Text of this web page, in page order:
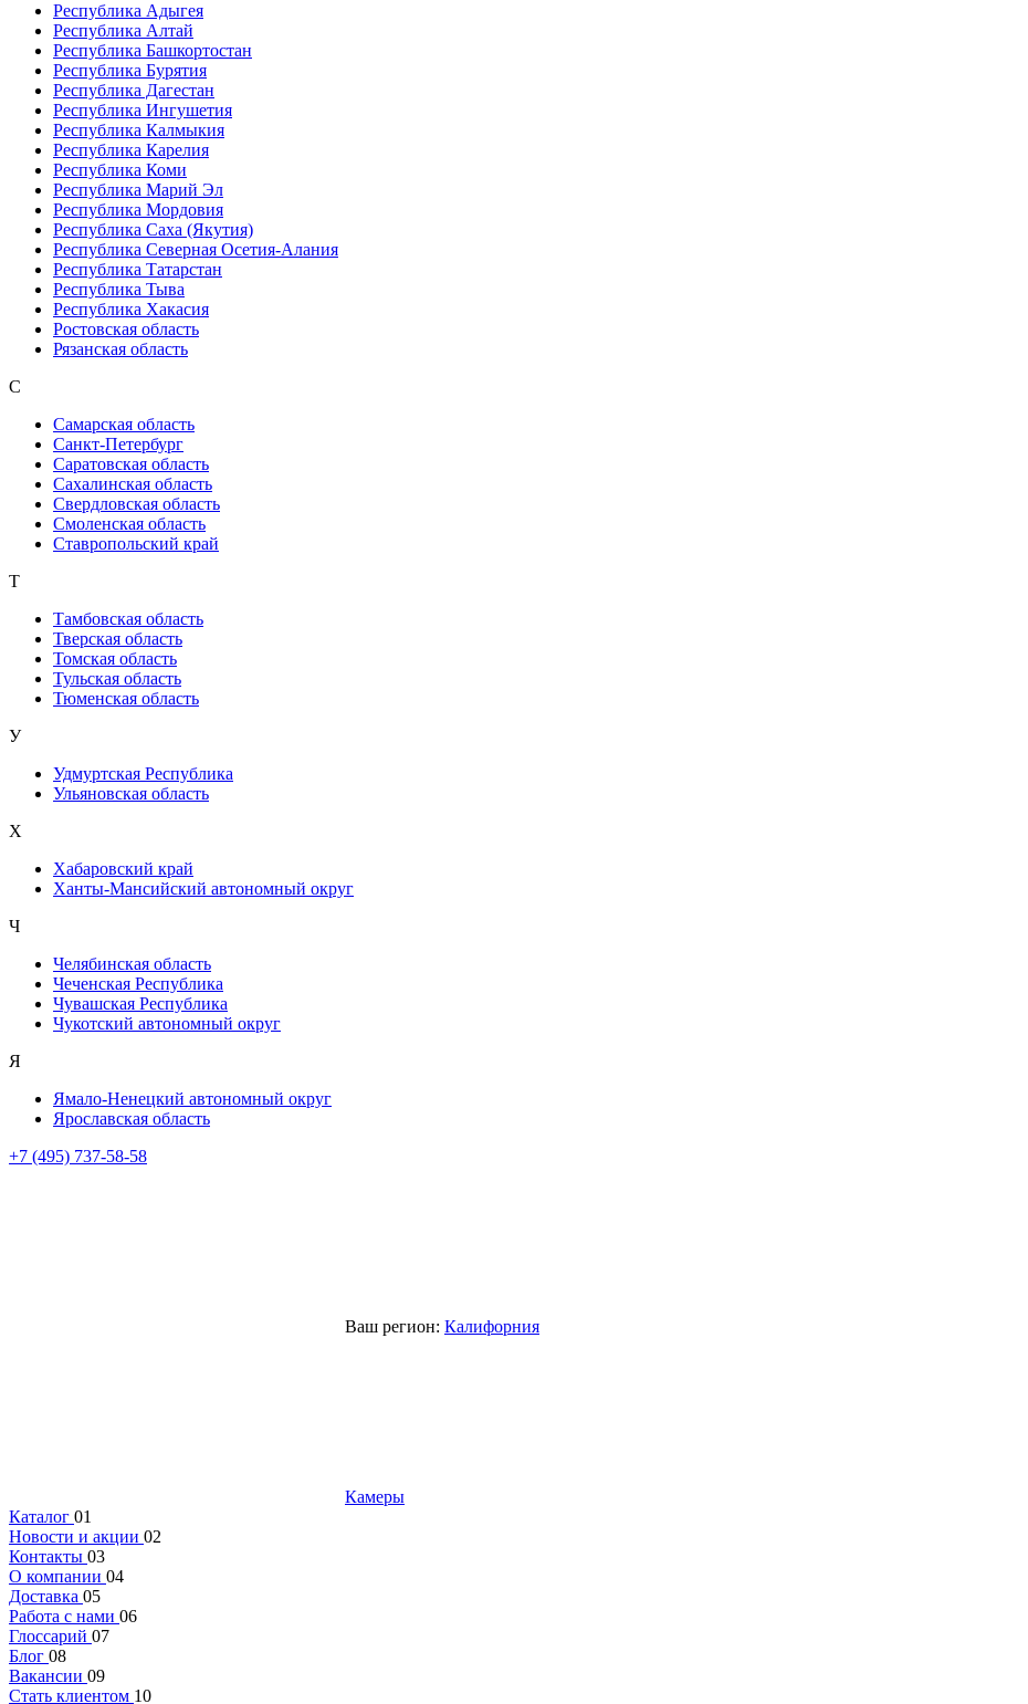
Республика Адыгея
Республика Алтай
Республика Башкортостан
Республика Бурятия
Республика Дагестан
Республика Ингушетия
Республика Калмыкия
Республика Карелия
Республика Коми
Республика Марий Эл
Республика Мордовия
Республика Саха (Якутия)
Республика Северная Осетия-Алания
Республика Татарстан
Республика Тыва
Республика Хакасия
Ростовская область
Рязанская область
С
Самарская область
Санкт-Петербург
Саратовская область
Сахалинская область
Свердловская область
Смоленская область
Ставропольский край
Т
Тамбовская область
Тверская область
Томская область
Тульская область
Тюменская область
У
Удмуртская Республика
Ульяновская область
Х
Хабаровский край
Ханты-Мансийский автономный округ
Ч
Челябинская область
Чеченская Республика
Чувашская Республика
Чукотский автономный округ
Я
Ямало-Ненецкий автономный округ
Ярославская область
+7 (495) 737-58-58
Ваш регион: Калифорния
Камеры
Каталог 01
Новости и акции 02
Контакты 03
О компании 04
Доставка 05
Работа с нами 06
Глоссарий 07
Блог 08
Вакансии 09
Стать клиентом 10